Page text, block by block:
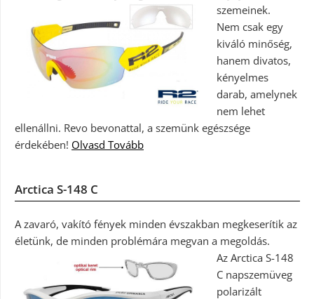
szemeinek.
Nem csak egy
kiváló minőség,
hanem divatos,
kényelmes
darab, amelynek
nem lehet
ellenállni. Revo bevonattal, a szemünk egészsége
érdekében! Olvasd Tovább
Arctica S-148 C
A zavaró, vakító fények minden évszakban megkeserítik az
életünk, de minden problémára megvan a megoldás.
Az Arctica S-148
C napszemüveg
polarizált